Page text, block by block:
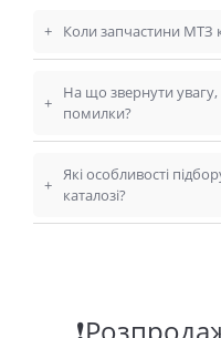
+ Коли запчастини МТЗ
+
На що звернути
помилки?
+
Які особливості
каталозі?